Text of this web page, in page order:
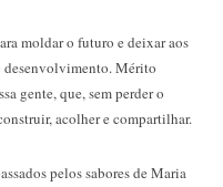
moldar o futuro e deixar aos
desenvolvimento. Mérito
gente, que, sem perder o
acolher e compartilhar.
pelos sabores de Maria